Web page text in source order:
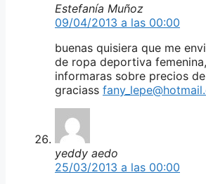
Estefanía Muñoz
09/04/2013 a las 00:00
buenas quisiera que me
de ropa deportiva
informaras sobre precios
graciass
yeddy aedo
25/03/2013 a las 00:00